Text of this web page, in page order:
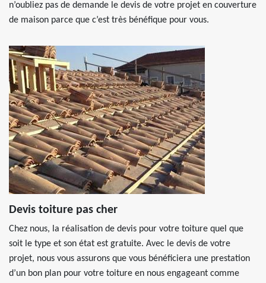
n’oubliez pas de demande le devis de votre projet en couverture
de maison parce que c’est très bénéfique pour vous.
Devis toiture pas cher
Chez nous, la réalisation de devis pour votre toiture quel que
soit le type et son état est gratuite. Avec le devis de votre
projet, nous vous assurons que vous bénéficiera une prestation
d’un bon plan pour votre toiture en nous engageant comme